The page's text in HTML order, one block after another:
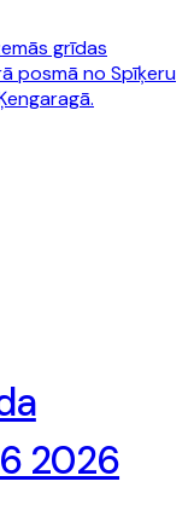
grīdas
posmā no Spīķeru
2026